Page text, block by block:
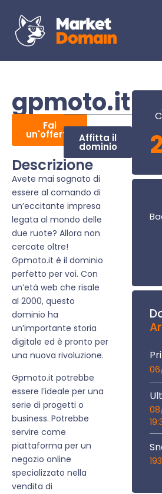
gpmoto.it
Fai
un'offerta Affitta il
dominio
Descrizione
Avete mai sognato di
essere al comando di
un’eccitante impresa
legata al mondo delle
due ruote? Allora non
cercate oltre!
Gpmoto.it è il dominio
perfetto per voi. Con
un’età web che risale
al 2000, questo
dominio ha
un’importante storia
digitale ed è pronto per
una nuova rivoluzione.
Gpmoto.it potrebbe
essere l’ideale per una
serie di progetti o
business. Potrebbe
servire come
piattaforma per un
negozio online
specializzato nella
vendita di
193